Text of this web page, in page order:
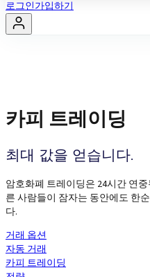
로그인 가입하기
카피 트레이딩
최대 값을 얻습니다.
암호화폐 트레이딩은 24시간 연
른 사람들이 잠자는 동안에도 한
다.
거래 옵션
자동 거래
카피 트레이딩